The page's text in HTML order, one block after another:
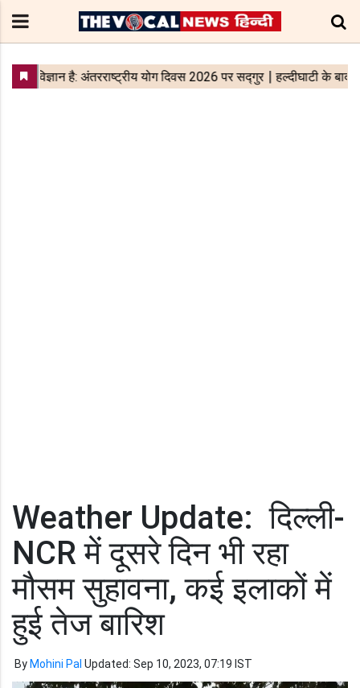
Weather Update: दिल्ली-
NCR में दूसरे दिन भी रहा
मौसम सुहावना, कई इलाकों में
हुई तेज बारिश
By Mohini Pal Updated: Sep 10, 2023, 07:19 IST